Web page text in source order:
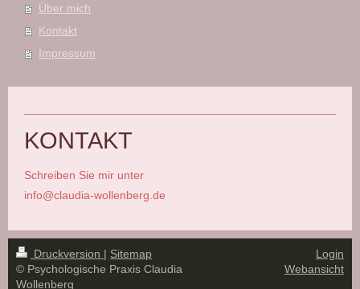
Über mich
Kontakt
Impressum
KONTAKT
Schreiben Sie mir unter
info@claudia-wollenberg.de
Druckversion | Sitemap
© Psychologische Praxis Claudia
Wollenberg
Login
Webansicht